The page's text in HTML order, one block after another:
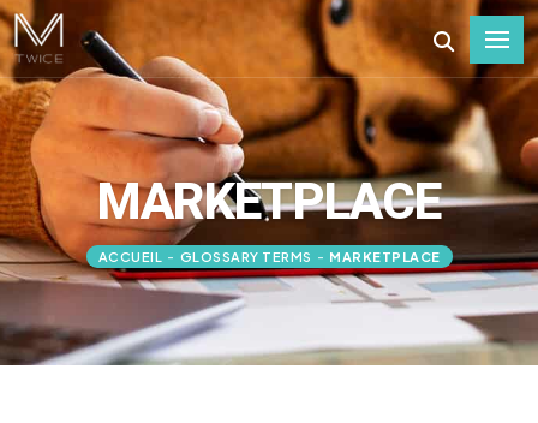
MARKETPLACE
ACCUEIL - GLOSSARY TERMS - MARKETPLACE